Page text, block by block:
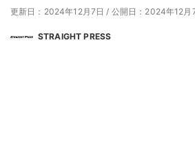
更新日：2024年12月7日 / 公開日：2024年12月
STRAIGHT PRESS